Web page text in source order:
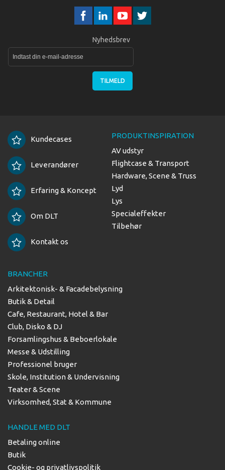
Nyhedsbrev
TILMELD
Kundecases
Leverandører
Erfaring & Koncept
Om DLT
Kontakt os
PRODUKTINSPIRATION
AV udstyr
Flightcase & Transport
Hardware, Scene & Truss
Lyd
Lys
Specialeffekter
Tilbehør
BRANCHER
Arkitektonisk- & Facadebelysning
Butik & Detail
Cafe, Restaurant, Hotel & Bar
Club, Disko & DJ
Forsamlingshus & Beboerlokale
Messe & Udstilling
Professionel bruger
Skole, Institution & Undervisning
Teater & Scene
Virksomhed, Stat & Kommune
HANDLE MED DLT
Betaling online
Butik
Cookie- og privatlivspolitik